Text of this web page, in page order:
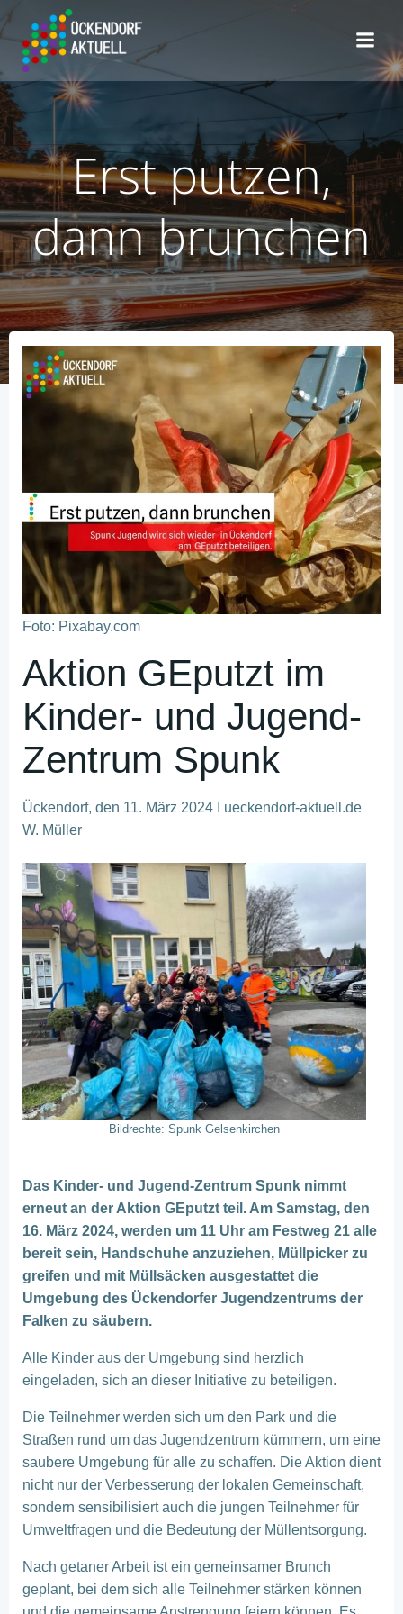
Erst putzen,
dann brunchen
Foto: Pixabay.com
Aktion GEputzt im
Kinder- und Jugend-
Zentrum Spunk
Ückendorf, den 11. März 2024 I ueckendorf-aktuell.de
W. Müller
Bildrechte: Spunk Gelsenkirchen
Das Kinder- und Jugend-Zentrum Spunk nimmt
erneut an der Aktion GEputzt teil. Am Samstag, den
16. März 2024, werden um 11 Uhr am Festweg 21 alle
bereit sein, Handschuhe anzuziehen, Müllpicker zu
greifen und mit Müllsäcken ausgestattet die
Umgebung des Ückendorfer Jugendzentrums der
Falken zu säubern.
Alle Kinder aus der Umgebung sind herzlich
eingeladen, sich an dieser Initiative zu beteiligen.
Die Teilnehmer werden sich um den Park und die
Straßen rund um das Jugendzentrum kümmern, um eine
saubere Umgebung für alle zu schaffen. Die Aktion dient
nicht nur der Verbesserung der lokalen Gemeinschaft,
sondern sensibilisiert auch die jungen Teilnehmer für
Umweltfragen und die Bedeutung der Müllentsorgung.
Nach getaner Arbeit ist ein gemeinsamer Brunch
geplant, bei dem sich alle Teilnehmer stärken können